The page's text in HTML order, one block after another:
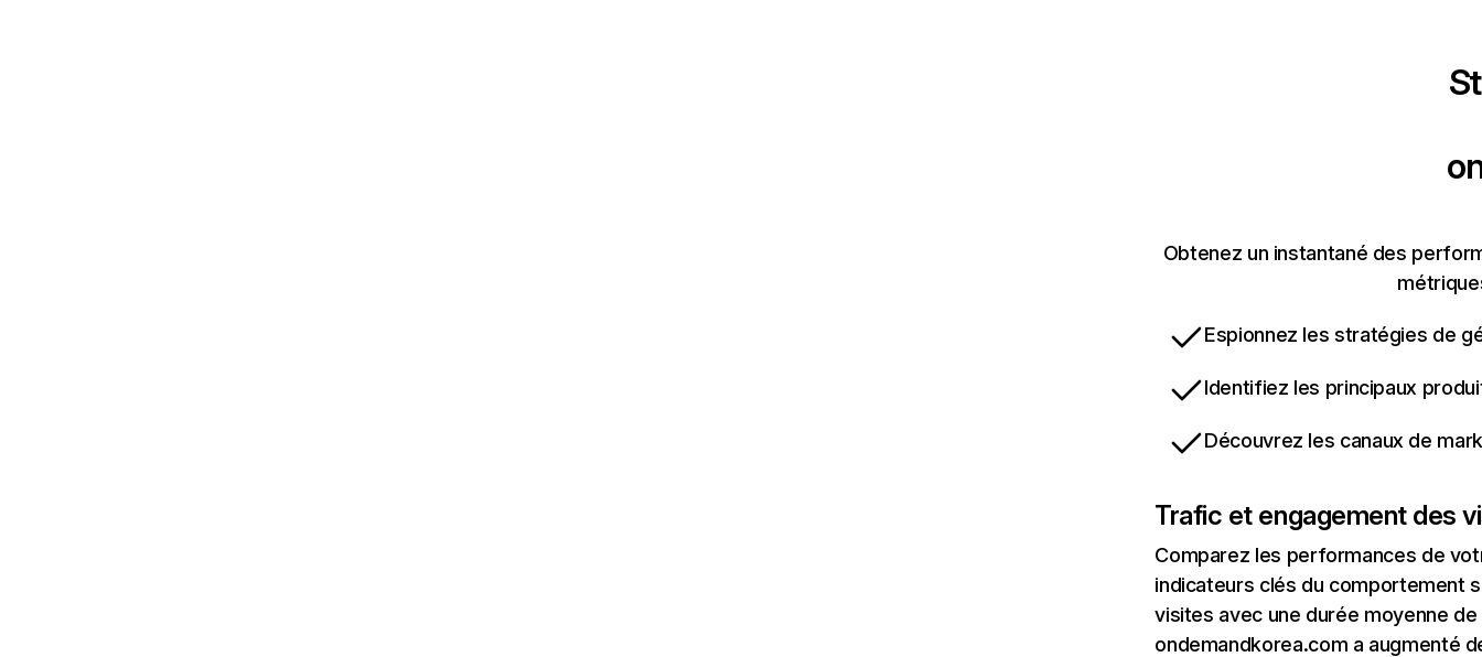
Obtenez un instantané des
Espionnez les stratégies de
Identifiez les principaux
Découvrez les canaux de
Trafic et engagement des
Comparez les performances de
indicateurs clés du comportement
visites avec une durée moyenne
ondemandkorea.com a augmenté